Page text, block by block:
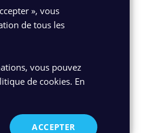
Blanc sur comment réussir
des ressources
solutions...
», vous
de tous les
vous pouvez
de cookies. En
ACCEPTER